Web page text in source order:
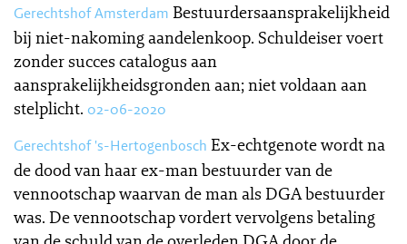
Gerechtshof Amsterdam Bestuurdersaansprakelijkheid
bij niet-nakoming aandelenkoop. Schuldeiser voert
zonder succes catalogus aan
aansprakelijkheidsgronden aan; niet voldaan aan
stelplicht. 02-06-2020
Gerechtshof 's-Hertogenbosch Ex-echtgenote wordt na
de dood van haar ex-man bestuurder van de
vennootschap waarvan de man als DGA bestuurder
was. De vennootschap vordert vervolgens betaling